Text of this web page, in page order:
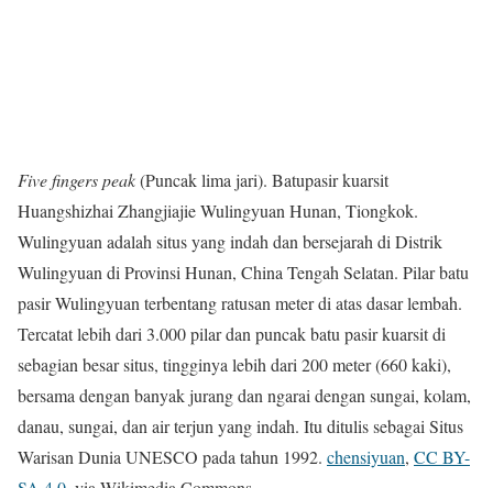
Five fingers peak(Puncak lima jari). Batupasir kuarsit
Huangshizhai Zhangjiajie Wulingyuan Hunan, Tiongkok.
Wulingyuan adalah situs yang indah dan bersejarah di Distrik
Wulingyuan di Provinsi Hunan, China Tengah Selatan. Pilar batu
pasir Wulingyuan terbentang ratusan meter di atas dasar lembah.
Tercatat lebih dari 3.000 pilar dan puncak batu pasir kuarsit di
sebagian besar situs, tingginya lebih dari 200 meter (660 kaki),
bersama dengan banyak jurang dan ngarai dengan sungai, kolam,
danau, sungai, dan air terjun yang indah. Itu ditulis sebagai Situs
Warisan Dunia UNESCO pada tahun 1992. chensiyuan, CC BY-